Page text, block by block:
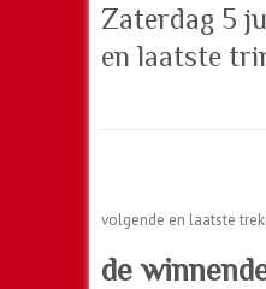
Zaterdag 5
en laatste
volgende en laatste
de